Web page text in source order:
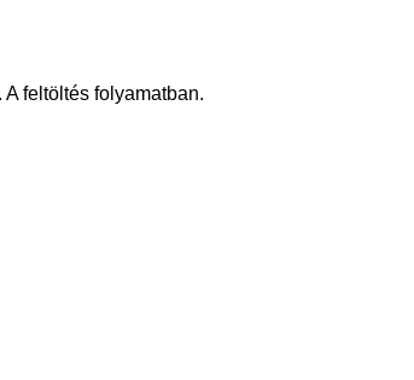
feltöltés folyamatban.